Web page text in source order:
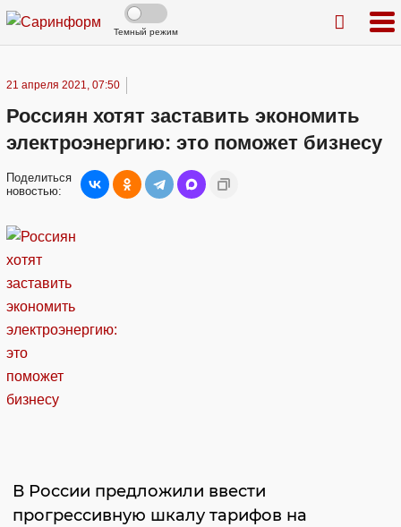
Темный режим
21 апреля 2021, 07:50
Россиян хотят заставить экономить
электроэнергию: это поможет бизнесу
Поделиться
новостью:
В России предложили ввести
прогрессивную шкалу тарифов на